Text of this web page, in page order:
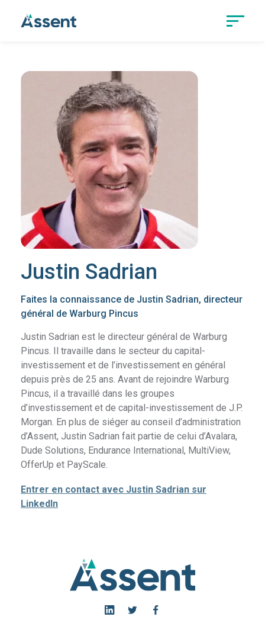
Justin Sadrian
Faites la connaissance de Justin Sadrian, directeur
général de Warburg Pincus
Justin Sadrian est le directeur général de Warburg
Pincus. Il travaille dans le secteur du capital-
investissement et de l’investissement en général
depuis près de 25 ans. Avant de rejoindre Warburg
Pincus, il a travaillé dans les groupes
d’investissement et de capital-investissement de J.P.
Morgan. En plus de siéger au conseil d’administration
d’Assent, Justin Sadrian fait partie de celui d’Avalara,
Dude Solutions, Endurance International, MultiView,
OfferUp et PayScale.
Entrer en contact avec Justin Sadrian sur
LinkedIn